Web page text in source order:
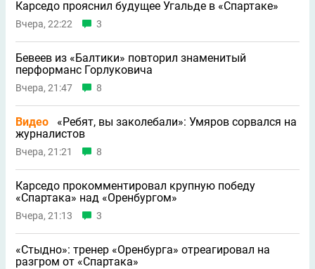
Карседо прояснил будущее Угальде в «Спартаке»
Вчера, 22:22 3
Бевеев из «Балтики» повторил знаменитый
перформанс Горлуковича
Вчера, 21:47 8
Видео
«Ребят, вы заколебали»: Умяров сорвался на
журналистов
Вчера, 21:21 8
Карседо прокомментировал крупную победу
«Спартака» над «Оренбургом»
Вчера, 21:13 3
«Стыдно»: тренер «Оренбурга» отреагировал на
разгром от «Спартака»